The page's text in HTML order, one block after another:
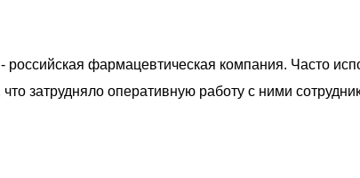
фармацевтическая компания. Часто
затрудняло оперативную работу с ними